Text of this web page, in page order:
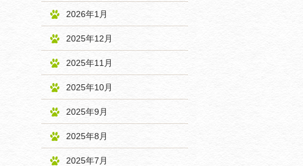
2026年1月
2025年12月
2025年11月
2025年10月
2025年9月
2025年8月
2025年7月